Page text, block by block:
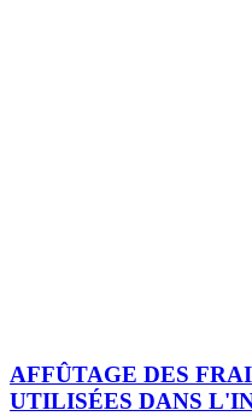
AFFÛTAGE DES
UTILISÉES DANS